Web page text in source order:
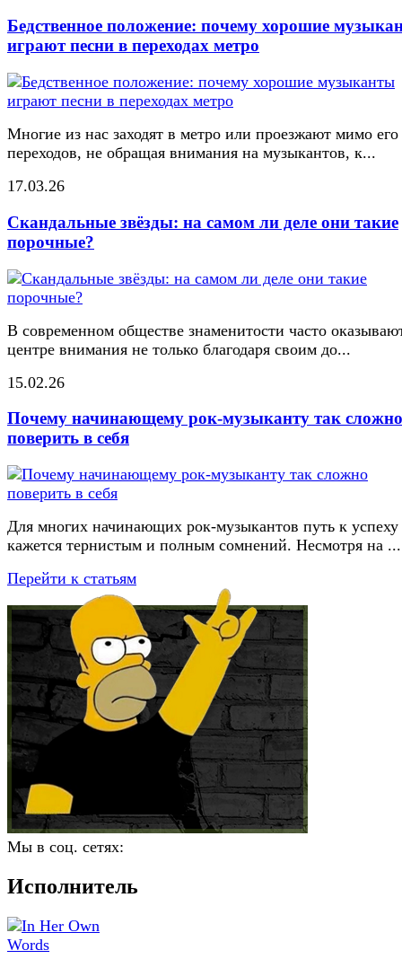
Бедственное положение: почему хорошие
играют песни в переходах метро
Многие из нас заходят в метро или проезжают мимо его
переходов, не обращая внимания на музыкантов, к...
17.03.26
Скандальные звёзды: на самом ли деле они такие
порочные?
В современном обществе знаменитости часто
центре внимания не только благодаря своим до...
15.02.26
Почему начинающему рок-музыканту так сложно
поверить в себя
Для многих начинающих рок-музыкантов путь к успеху
кажется тернистым и полным сомнений. Несмотря на ...
Перейти к статьям
Мы в соц. сетях:
Исполнитель